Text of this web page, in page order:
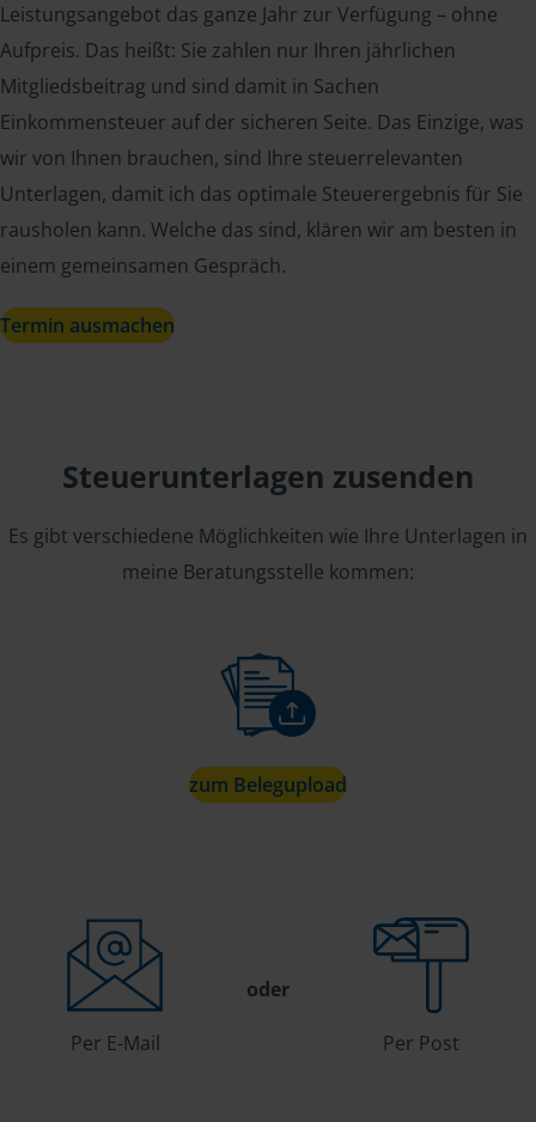
Leistungsangebot das ganze Jahr zur Verfügung – ohne
Aufpreis. Das heißt: Sie zahlen nur Ihren jährlichen
Mitgliedsbeitrag und sind damit in Sachen
Einkommensteuer auf der sicheren Seite. Das Einzige, was
wir von Ihnen brauchen, sind Ihre steuerrelevanten
Unterlagen, damit ich das optimale Steuerergebnis für Sie
rausholen kann. Welche das sind, klären wir am besten in
einem gemeinsamen Gespräch.
Termin ausmachen
Steuerunterlagen zusenden
Es gibt verschiedene Möglichkeiten wie Ihre Unterlagen in
meine Beratungsstelle kommen:
zum Belegupload
Per E-Mail
oder
Per Post